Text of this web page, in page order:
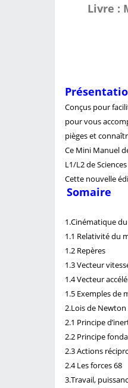
Livre :
Conçus pour
pour vous
pièges et
Ce Mini Manuel
L1/L2 de
Cette nouvelle
Somaire
1.Cinématique
1.1 Relativité du
1.2 Repères
1.3 Vecteur
1.4 Vecteur
1.5 Exemples de
2.Lois de Newton
2.1 Principe
2.2 Principe
2.3 Actions
2.4 Les forces 68
3.Travail,